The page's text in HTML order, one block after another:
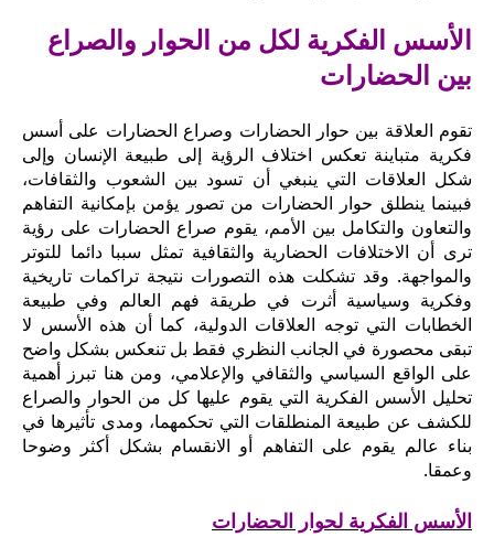
الأسس الفكرية لكل من الحوار والصراع
بين الحضارات
تقوم العلاقة بين حوار الحضارات وصراع الحضارات على أسس
فكرية متباينة تعكس اختلاف الرؤية إلى طبيعة الإنسان وإلى
شكل العلاقات التي ينبغي أن تسود بين الشعوب والثقافات،
فبينما ينطلق حوار الحضارات من تصور يؤمن بإمكانية التفاهم
والتعاون والتكامل بين الأمم، يقوم صراع الحضارات على رؤية
ترى أن الاختلافات الحضارية والثقافية تمثل سببا دائما للتوتر
والمواجهة. وقد تشكلت هذه التصورات نتيجة تراكمات تاريخية
وفكرية وسياسية أثرت في طريقة فهم العالم وفي طبيعة
الخطابات التي توجه العلاقات الدولية، كما أن هذه الأسس لا
تبقى محصورة في الجانب النظري فقط بل تنعكس بشكل واضح
على الواقع السياسي والثقافي والإعلامي، ومن هنا تبرز أهمية
تحليل الأسس الفكرية التي يقوم عليها كل من الحوار والصراع
للكشف عن طبيعة المنطلقات التي تحكمهما، ومدى تأثيرها في
بناء عالم يقوم على التفاهم أو الانقسام بشكل أكثر وضوحا
وعمقا.
الأسس الفكرية لحوار الحضارات